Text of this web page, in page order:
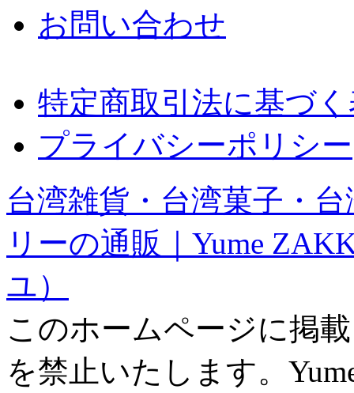
お問い合わせ
特定商取引法に基づ
プライバシーポリシー
台湾雑貨・台湾菓子・
リーの通販｜Yume
ユ）
このホームページに掲
を禁止いたします。